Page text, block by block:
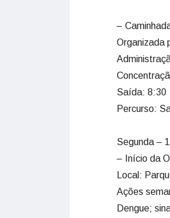
–
Organizada
Saída: 8:30
Percurso:
Segunda –
– Início da
Local:
Ações
Dengue;